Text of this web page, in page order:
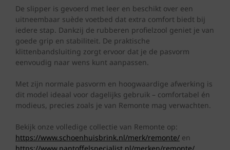
De slipper is gevoerd met leer en beschikt over een
uitneembaar suède voetbed dat extra comfort biedt bij
iedere stap. Dankzij de rubberen profielzool geniet je van
goede grip en stabiliteit. De praktische
klittenbandsluiting zorgt ervoor dat je de pasvorm
eenvoudig naar wens kunt aanpassen.
Met zijn normale pasvorm en hoogwaardige afwerking is
dit model ideaal voor dagelijks gebruik – comfortabel én
modieus, precies zoals je van Remonte mag verwachten.
Bekijk onze volledige collectie van Remonte op:
https://www.schoenhuisbrink.nl/merk/remonte/ en